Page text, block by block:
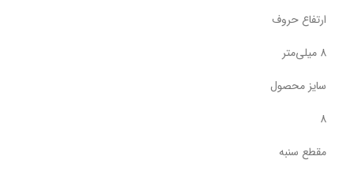
ارتفاع حروف
8 میلی‌متر
سایز محصول
8
مقطع سنبه